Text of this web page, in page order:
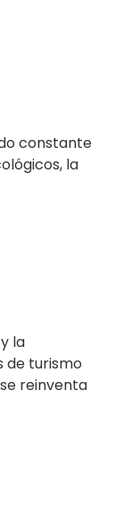
constante
la
la
de turismo
reinventa